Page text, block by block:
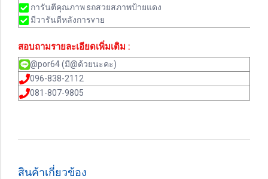
การันตีคุณภาพ sถสวยสภาพป้ายแดง
มีวารันตีหลังการvาย
สอบถามรายละเอียดเพิ่มเติม :
@por64 (มี@ด้วยนะคะ)
096-838-2112
081-807-9805
สินค้าเกี่ยวข้อง